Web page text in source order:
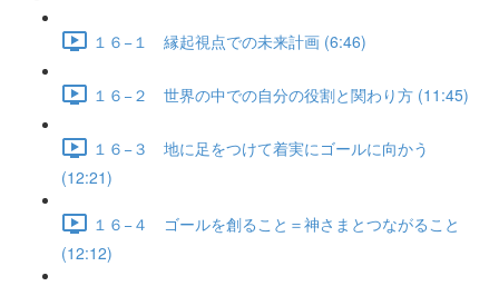
１６−１ 縁起視点での未来計画 (6:46)
１６−２ 世界の中での自分の役割と関わり方 (11:45)
１６−３ 地に足をつけて着実にゴールに向かう
(12:21)
１６−４ ゴールを創ること＝神さまとつながること
(12:12)